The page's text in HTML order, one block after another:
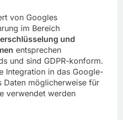
von Googles
im Bereich
und
entsprechen
und sind GDPR-konform.
Integration in das Google-
Daten möglicherweise für
verwendet werden